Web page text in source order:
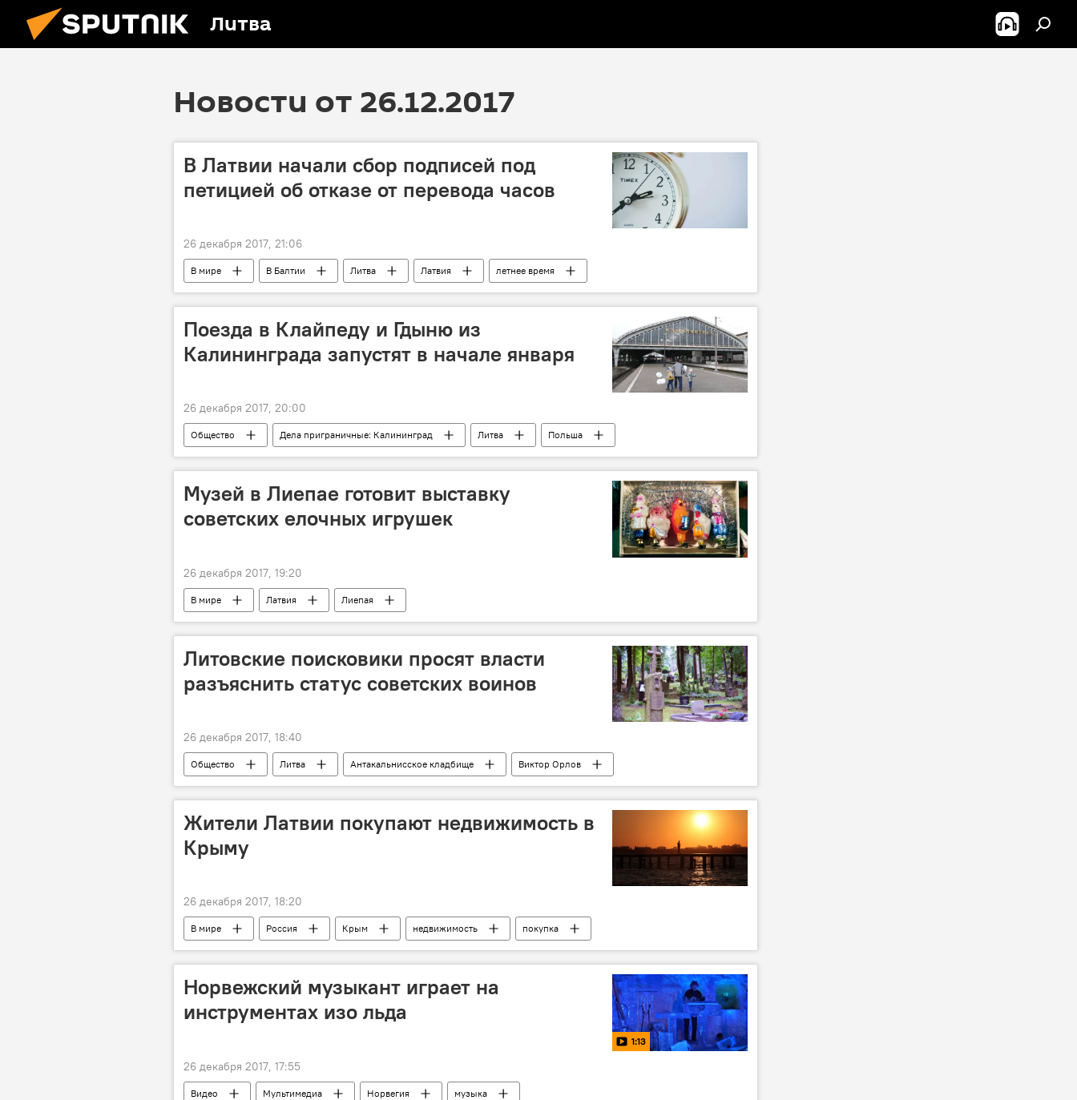
Литва
Новости от 26.12.2017
В Латвии начали сбор подписей под
петицией об отказе от перевода часов
26 декабря 2017, 21:06
В мире В Балтии Литва Латвия летнее время
Поезда в Клайпеду и Гдыню из
Калининграда запустят в начале января
26 декабря 2017, 20:00
Общество Дела приграничные: Калининград Литва
Польша
Калининград
Виктор Голомолзин Калининградская железная дорога
Музей в Лиепае готовит выставку
советских елочных игрушек
26 декабря 2017, 19:20
В мире Латвия Лиепая
Литовские поисковики просят власти
разъяснить статус советских воинов
26 декабря 2017, 18:40
Общество Литва Антакальнисское кладбище
Виктор Орлов
"Забытые солдаты" (Užmiršti kareiviai)
захоронение советских воинов
Жители Латвии покупают недвижимость в
Крыму
26 декабря 2017, 18:20
В мире Россия Крым недвижимость покупка
Норвежский музыкант играет на
инструментах изо льда
1:13
26 декабря 2017, 17:55
Видео Мультимедиа Норвегия музыка